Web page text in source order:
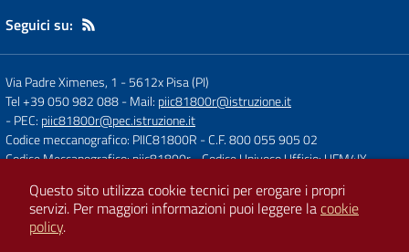
Seguici su:
Via Padre Ximenes, 1 -5612x Pisa (PI)
Tel +39 050 982 088- Mail: piic81800r@istruzione.it
- PEC: piic81800r@pec.istruzione.it
Codice meccanografico: PIIC81800R - C.F. 800 055 905 02
Codice Meccanografico: piic81800r- Codice Univoco Ufficio: UFM4IY
Concept & Design by
Designers Italia
Questo sito utilizza cookie tecnici per erogare i propri
servizi. Per maggiori informazioni puoi leggere lacookie
policy.